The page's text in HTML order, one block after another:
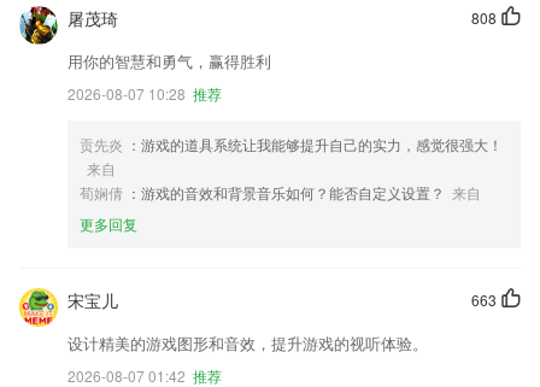
808
屠茂琦
用你的智慧和勇气，赢得胜利
2026-08-07 10:28 推荐
贡先炎 ：游戏的道具系统让我能够提升自己的实力，感觉很强大！
来自
荀娴倩 ：游戏的音效和背景音乐如何？能否自定义设置？ 来自
更多回复
663
宋宝儿
设计精美的游戏图形和音效，提升游戏的视听体验。
2026-08-07 01:42 推荐